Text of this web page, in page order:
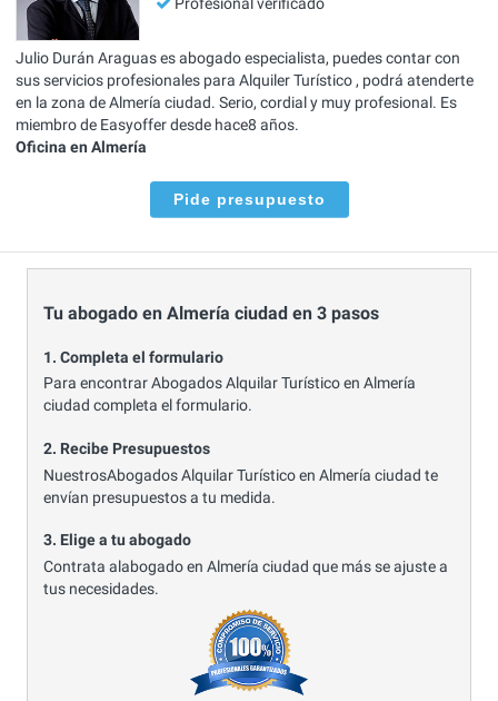
Julio Durán Araguas es abogado especialista, puedes contar con
sus servicios profesionales para Alquiler Turístico , podrá atenderte
en la zona de Almería ciudad. Serio, cordial y muy profesional. Es
miembro de Easyoffer desde hace8 años.
Oficina en Almería
Pide presupuesto
Tu abogado en Almería ciudad en 3 pasos
1. Completa el formulario
Para encontrar Abogados Alquilar Turístico en Almería
ciudad completa el formulario.
2. Recibe Presupuestos
NuestrosAbogados Alquilar Turístico en Almería ciudad te
envían presupuestos a tu medida.
3. Elige a tu abogado
Contrata alabogado en Almería ciudad que más se ajuste a
tus necesidades.